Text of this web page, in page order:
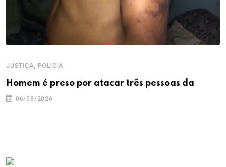
JUSTIÇA, POLICIA
Homem é preso por atacar três pessoas da
06/08/2026